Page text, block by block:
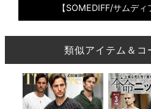
【SOMEDIFF/サムデ
類似アイテム＆コ